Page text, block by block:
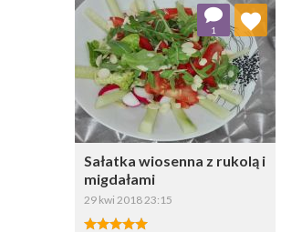
Sałatka wiosenna z rukolą i
migdałami
29 kwi 2018 23:15
1
Dodaj do ulubionych
Wybierz listę: